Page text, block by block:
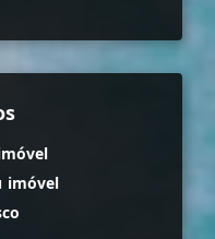
imóvel